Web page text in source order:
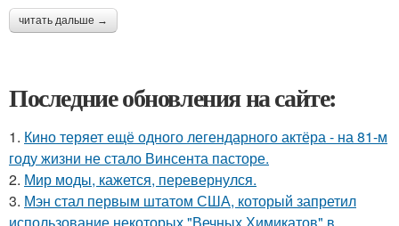
читать дальше →
Последние обновления на сайте:
1. Кино теряет ещё одного легендарного актёра - на 81-м
году жизни не стало Винсента пасторе.
2. Мир моды, кажется, перевернулся.
3. Мэн стал первым штатом США, который запретил